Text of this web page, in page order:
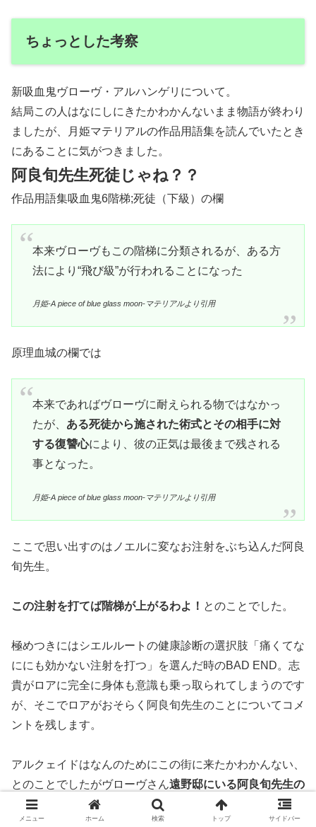
ちょっとした考察
新吸血鬼ヴローヴ・アルハンゲリについて。
結局この人はなにしにきたかわかんないまま物語が終わり
ましたが、月姫マテリアルの作品用語集を読んでいたとき
にあることに気がつきました。
阿良旬先生死徒じゃね？？
作品用語集吸血鬼6階梯;死徒（下級）の欄
本来ヴローヴもこの階梯に分類されるが、ある方
法により“飛び級”が行われることになった
月姫-A piece of blue glass moon-マテリアルより引用
原理血城の欄では
本来であればヴローヴに耐えられる物ではなかっ
たが、 ある死徒から施された術式とその相手に対
する復讐心により、彼の正気は最後まで残される
事となった。
月姫-A piece of blue glass moon-マテリアルより引用
ここで思い出すのはノエルに変なお注射をぶち込んだ阿良
旬先生。
この注射を打てば階梯が上がるわよ！ とのことでした。
極めつきにはシエルルートの健康診断の選択肢「痛くてな
ににも効かない注射を打つ」を選んだ時のBAD END。志
貴がロアに完全に身体も意識も乗っ取られてしまうのです
が、そこでロアがおそらく阿良旬先生のことについてコメ
ントを残します。
アルクェイドはなんのためにこの街に来たかわかんない、
とのことでしたがヴローヴさん遠野邸にいる阿良旬先生の
ことを聞きつけて復讐しに来たやつじゃん…。
メニュー ホーム 検索 トップ サイドバー